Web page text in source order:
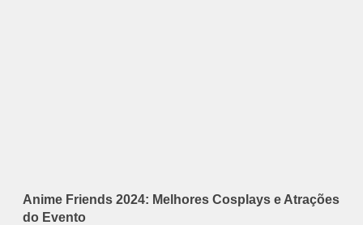
Anime Friends 2024: Melhores Cosplays e Atrações
do Evento